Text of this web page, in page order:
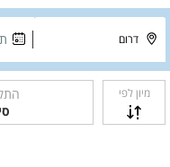
מיון לפי